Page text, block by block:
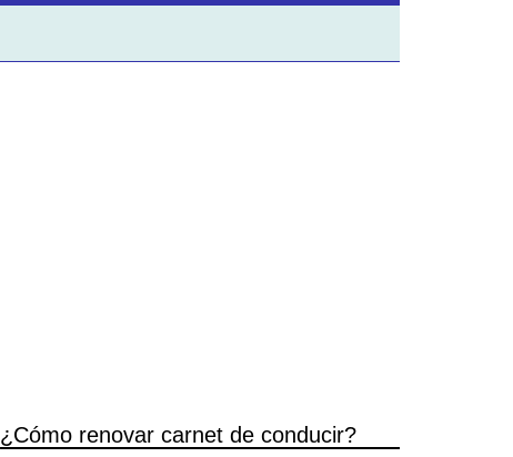
¿Cómo renovar carnet de conducir?